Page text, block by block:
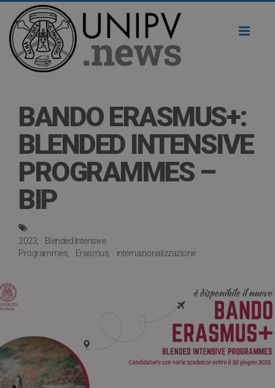
BANDO ERASMUS+:
BLENDED INTENSIVE
PROGRAMMES –
BIP
2023
Blended Intensive
Programmes
Erasmus internazionalizzazione